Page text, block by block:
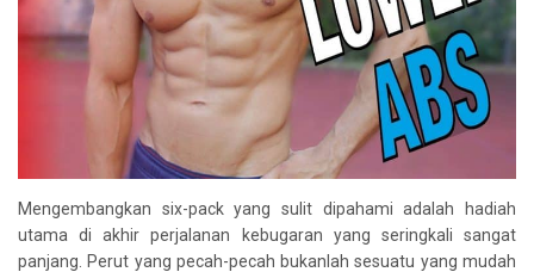
Mengembangkan six-pack yang sulit dipahami adalah hadiah
utama di akhir perjalanan kebugaran yang seringkali sangat
panjang. Perut yang pecah-pecah bukanlah sesuatu yang mudah